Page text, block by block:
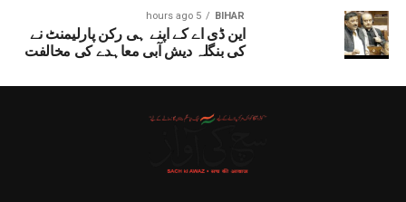
BIHAR
5 hours ago
این ڈی اے کے اپنے ہی رکن پارلیمنٹ نے
کی بنگلہ دیش آبی معاہدے کی مخالفت